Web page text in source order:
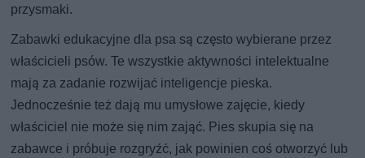
przysmaki.
Zabawki edukacyjne dla psa są często wybierane przez
właścicieli psów. Te wszystkie aktywności intelektualne
mają za zadanie rozwijać inteligencje pieska.
Jednocześnie też dają mu umysłowe zajęcie, kiedy
właściciel nie może się nim zająć. Pies skupia się na
zabawce i próbuje rozgryźć, jak powinien coś otworzyć lub